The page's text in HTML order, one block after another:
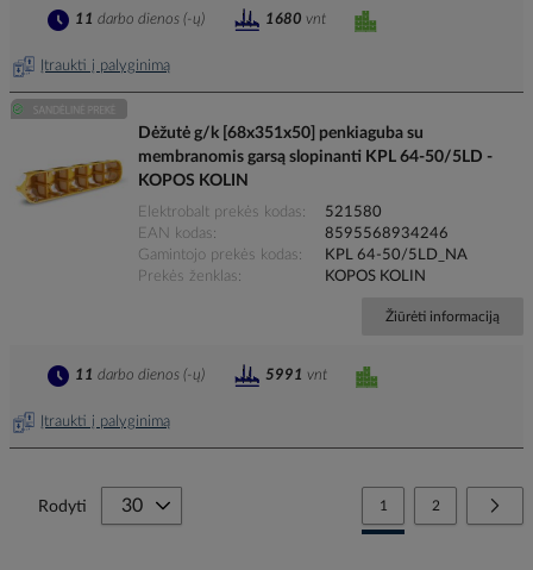
Įtraukti į palyginimą
11 darbo dienos (-ų) 1680 vnt
Dėžutė g/k [68x351x50] penkiaguba su
membranomis garsą slopinanti KPL 64-50/5LD -
KOPOS KOLIN
Elektrobalt prekės kodas
521580
EAN kodas
8595568934246
Gamintojo prekės kodas
KPL 64-50/5LD_NA
Prekės ženklas
KOPOS KOLIN
Žiūrėti informaciją
Įtraukti į palyginimą
11 darbo dienos (-ų) 5991 vnt
PageYou're currently reading
1 Page
2
Rodyti